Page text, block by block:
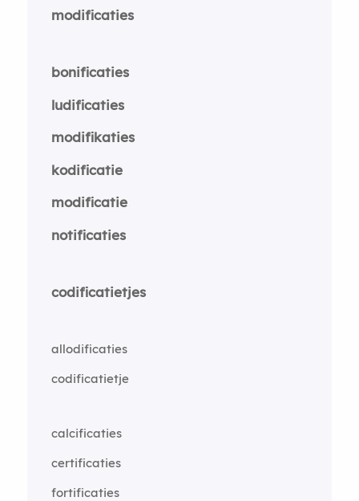
modificaties
bonificaties
ludificaties
modifikaties
kodificatie
modificatie
notificaties
codificatietjes
allodificaties
codificatietje
calcificaties
certificaties
fortificaties